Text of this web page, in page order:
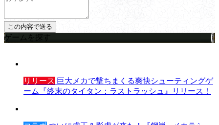
ゲームを探す
リリース 巨大メカで撃ちまくる爽快シューティングゲ
ーム『終末のタイタン：ラストラッシュ』リリース！